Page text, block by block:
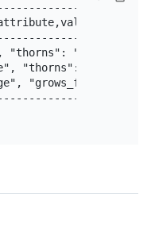
"thorns": "yes"}
"thorns":
"grows_from":